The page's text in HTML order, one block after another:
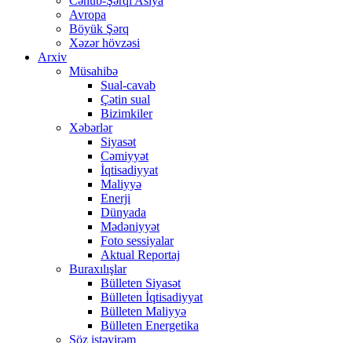
Avropa
Böyük Şərq
Xəzər hövzəsi
Arxiv
Müsahibə
Sual-cavab
Çətin sual
Bizimkiler
Xəbərlər
Siyasət
Cəmiyyət
İqtisadiyyat
Maliyyə
Enerji
Dünyada
Mədəniyyət
Foto sessiyalar
Aktual Reportaj
Buraxılışlar
Bülleten Siyasət
Bülleten İqtisadiyyat
Bülleten Maliyyə
Bülleten Energetika
Söz istəyirəm